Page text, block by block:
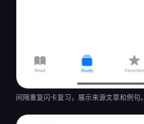
间隔重复闪卡复习，展示来源文章和例句。